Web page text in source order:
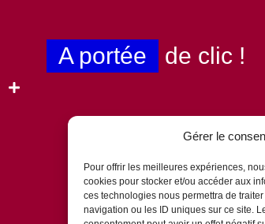
Gérer le
Pour offrir les meilleures expériences,
cookies pour stocker et/ou accéder aux
ces technologies nous permettra de
navigation ou les ID uniques sur ce site.
A portée de clic !